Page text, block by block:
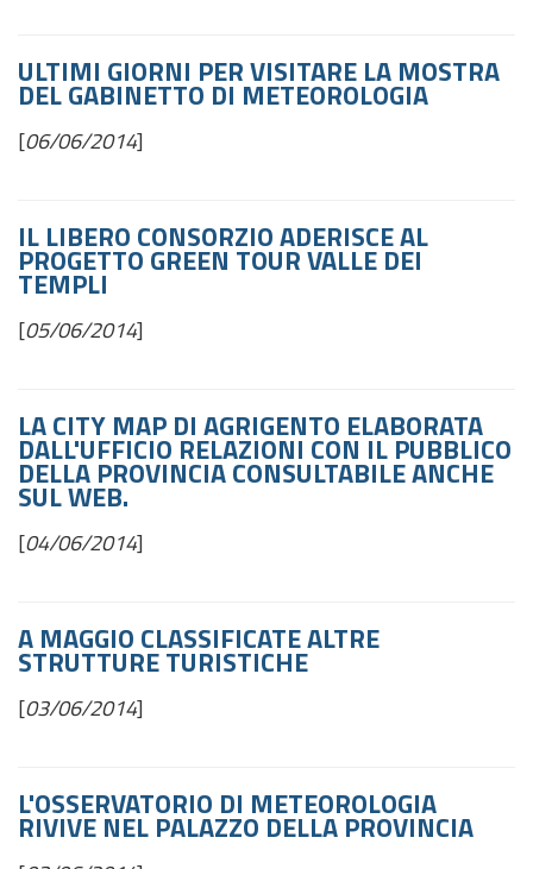
ULTIMI GIORNI PER VISITARE LA MOSTRA
DEL GABINETTO DI METEOROLOGIA
[06/06/2014]
IL LIBERO CONSORZIO ADERISCE AL
PROGETTO GREEN TOUR VALLE DEI
TEMPLI
[05/06/2014]
LA CITY MAP DI AGRIGENTO ELABORATA
DALL'UFFICIO RELAZIONI CON IL PUBBLICO
DELLA PROVINCIA CONSULTABILE ANCHE
SUL WEB.
[04/06/2014]
A MAGGIO CLASSIFICATE ALTRE
STRUTTURE TURISTICHE
[03/06/2014]
L'OSSERVATORIO DI METEOROLOGIA
RIVIVE NEL PALAZZO DELLA PROVINCIA